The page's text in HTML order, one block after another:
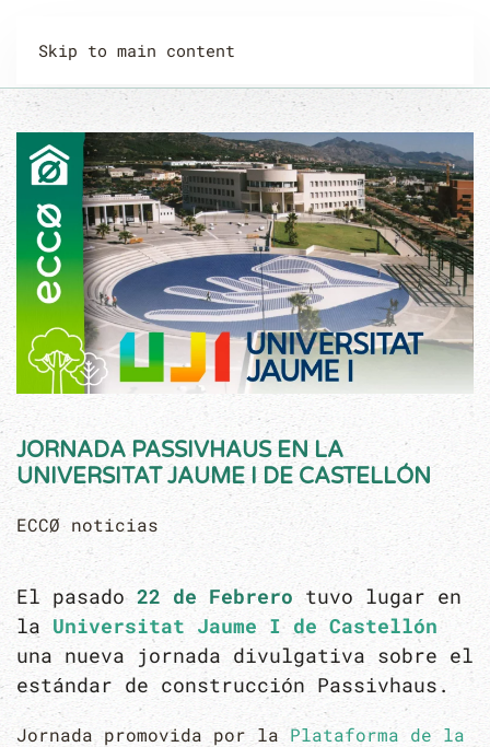
Skip to main content
JORNADA PASSIVHAUS EN LA
UNIVERSITAT JAUME I DE CASTELLÓN
ECCØ noticias
El pasado 22 de Febrero tuvo lugar en
la Universitat Jaume I de Castellón
una nueva jornada divulgativa sobre el
estándar de construcción Passivhaus.
Jornada promovida por laPlataforma de la